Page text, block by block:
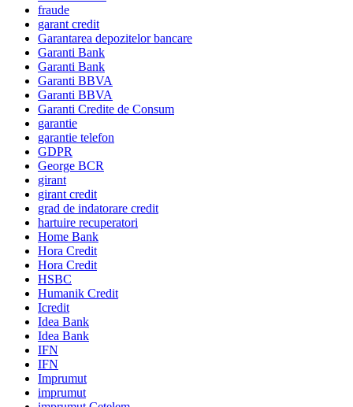
fraude
garant credit
Garantarea depozitelor bancare
Garanti Bank
Garanti Bank
Garanti BBVA
Garanti BBVA
Garanti Credite de Consum
garantie
garantie telefon
GDPR
George BCR
girant
girant credit
grad de indatorare credit
hartuire recuperatori
Home Bank
Hora Credit
Hora Credit
HSBC
Humanik Credit
Icredit
Idea Bank
Idea Bank
IFN
IFN
Imprumut
imprumut